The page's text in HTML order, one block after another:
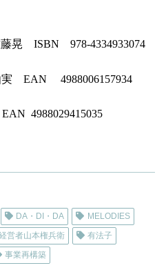
藤晃 ISBN 978-4334933074
実 EAN 4988006157934
EAN 4988029415035
DA・DI・DA
MELODIES
営者山本権兵衛
有法子
事業再構築